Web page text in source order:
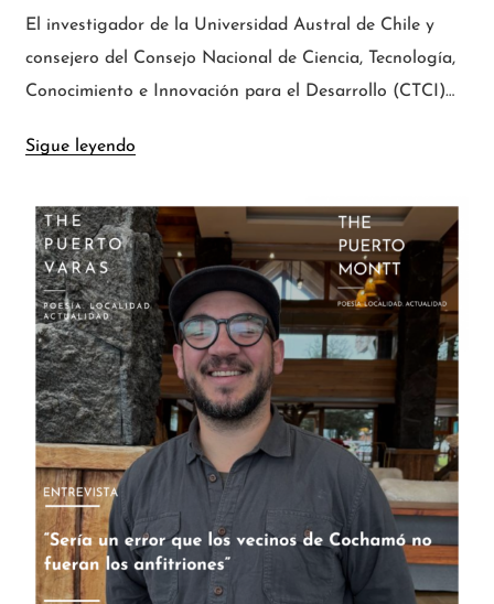
El investigador de la Universidad Austral de Chile y
consejero del Consejo Nacional de Ciencia, Tecnología,
Conocimiento e Innovación para el Desarrollo (CTCI)…
Sigue leyendo